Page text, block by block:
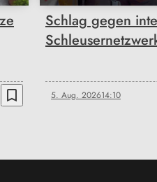
bookmark_border
Schlag gegen
5. Aug. 202614:10